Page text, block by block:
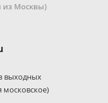
из Москвы)
выходных
московское)